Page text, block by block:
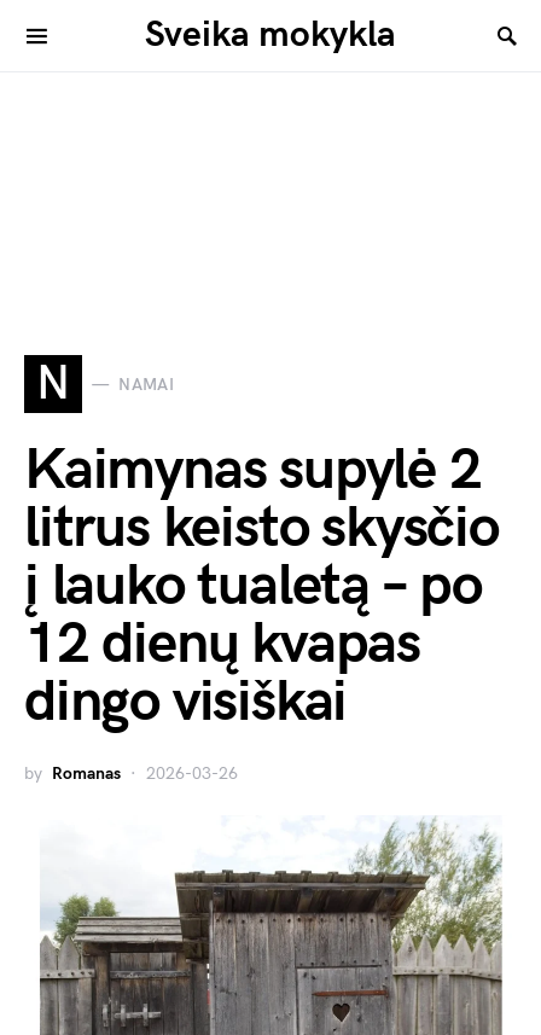
Sveika mokykla
N NAMAI
Kaimynas supylė 2
litrus keisto skysčio
į lauko tualetą – po
12 dienų kvapas
dingo visiškai
by Romanas 2026-03-26